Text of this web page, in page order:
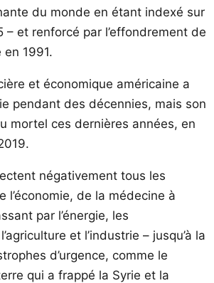
du monde en étant indexé sur
– et renforcé par l’effondrement de
en 1991.
et économique américaine a
pendant des décennies, mais son
mortel ces dernières années, en
négativement tous les
l’économie, de la médecine à
par l’énergie, les
et l’industrie – jusqu’à la
d’urgence, comme le
qui a frappé la Syrie et la